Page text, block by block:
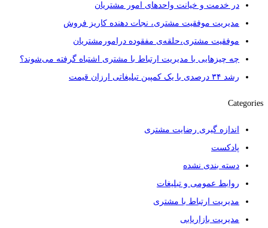
در خدمت و خیانت واحدهای امور مشتریان
مدیریت موفقیت مشتری، نجات دهنده کاریز فروش
موفقیت مشتری،حلقه‌ی مفقوده درامورمشتریان
چه چیزهایی با مدیریت ارتباط با مشتری اشتباه گرفته می‌شوند؟
رشد ۳۴ درصدی با یک کمپین تبلیغاتی ارزان قیمت
Categories
اندازه گیری رضایت مشتری
پادکست
دسته بندی نشده
روابط عمومی و تبلیغات
مدیریت ارتباط با مشتری
مدیریت بازاریابی